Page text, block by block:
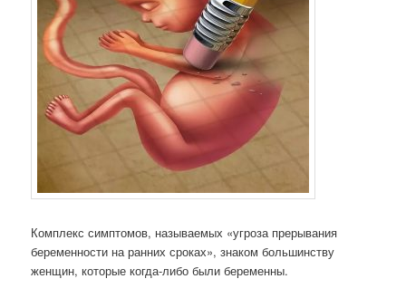
Комплекс симптомов, называемых «угроза прерывания
беременности на ранних сроках», знаком большинству
женщин, которые когда-либо были беременны.